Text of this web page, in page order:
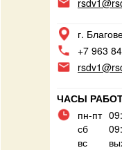
г.
+7 963
ЧАСЫ
пн-пт
сб
вс